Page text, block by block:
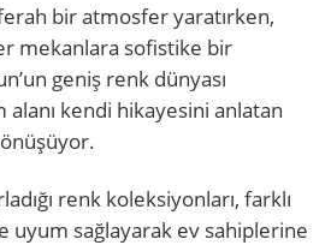
bir atmosfer yaratırken,
mekanlara sofistike bir
geniş renk dünyası
alanı kendi hikayesini anlatan
renk koleksiyonları, farklı
uyum sağlayarak ev sahiplerine